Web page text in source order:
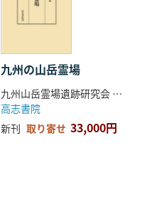
九州の山岳霊場
九州山岳霊場遺跡研究会 編集
高志書院
新刊 取り寄せ 33,000円